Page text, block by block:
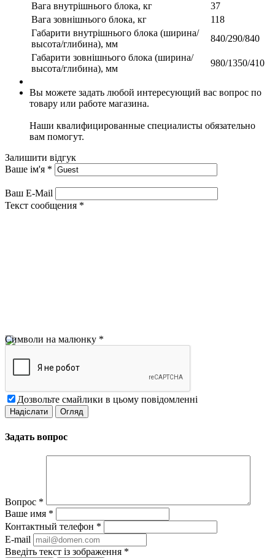
Вага внутрішнього блока, кг
37
Вага зовнішнього блока, кг
118
Габарити внутрішнього блока (ширина/
высота/глибина), мм
840/290/840
Габарити зовнішнього блока (ширина/
высота/глибина), мм
980/1350/410
Вы можете задать любой интересующий вас вопрос по
товару или работе магазина.
Наши квалифицированные специалисты обязательно
вам помогут.
Залишити відгук
Ваше ім'я *
Ваш E-Mail
Текст сообщения *
Символи на малюнку *
Дозвольте смайлики в цьому повідомленні
Задать вопрос
Вопрос *
Ваше имя *
Контактный телефон *
E-mail
Введіть текст із зображення *